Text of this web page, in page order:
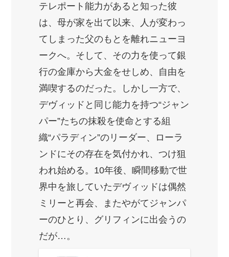
テレポート能力があると知った彼
は、母が家を出て以来、人が変わっ
てしまった父のもとを離れニューヨ
ークへ。そして、その力を使って銀
行の金庫から大金をせしめ、自由を
満喫するのだった。しかし一方で、
デヴィッドと同じ能力を持つ“ジャン
パー”たちの抹殺を使命とする組
織“パラディン”のリーダー、ローラ
ンドにその存在を気付かれ、つけ狙
われ始める。10年後、瞬間移動で世
界中を旅していたデヴィッドは偶然
ミリーと再会、またやがてジャンパ
ーのひとり、グリフィンに出会うの
だが…。